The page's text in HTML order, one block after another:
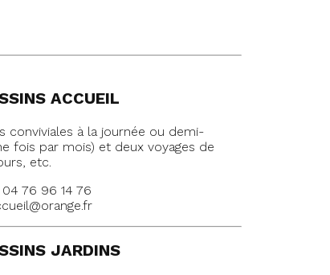
ACCUEIL
conviviales à la journée ou demi-
fois par mois) et deux voyages de
etc.
04 76 96 14 76
JARDINS